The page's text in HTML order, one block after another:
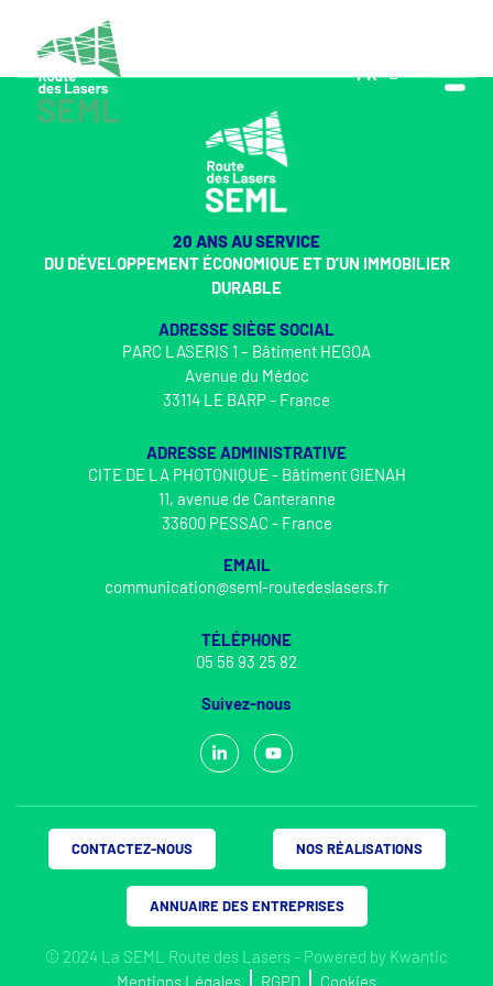
FR
EN
20 ANS AU SERVICE
DU DÉVELOPPEMENT ÉCONOMIQUE ET D’UN IMMOBILIER
DURABLE
ADRESSE SIÈGE SOCIAL
PARC LASERIS 1 – Bâtiment HEGOA
Avenue du Médoc
33114 LE BARP - France
ADRESSE ADMINISTRATIVE
CITE DE LA PHOTONIQUE - Bâtiment GIENAH
11, avenue de Canteranne
33600 PESSAC - France
EMAIL
communication@seml-routedeslasers.fr
TÉLÉPHONE
05 56 93 25 82
Suivez-nous
© 2024 La SEML Route des Lasers - Powered by Kwantic
Mentions Légales
RGPD Cookies
CONTACTEZ-NOUS NOS RÉALISATIONS
ANNUAIRE DES ENTREPRISES